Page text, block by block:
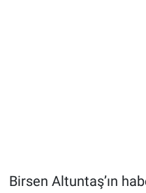
Birsen Altuntaş’ın